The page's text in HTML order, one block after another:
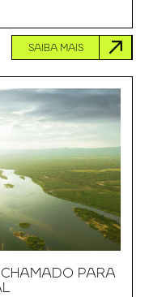
SAIBA MAIS
PARA